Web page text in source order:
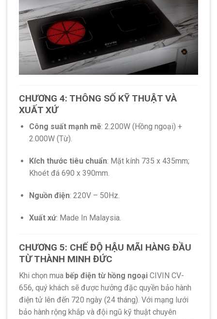
CHƯƠNG 4: THÔNG SỐ KỸ THUẬT VÀ
XUẤT XỨ
Công suất mạnh mẽ: 2.200W (Hồng ngoại) +
2.000W (Từ).
Kích thước tiêu chuẩn: Mặt kính 735 x 435mm;
Khoét đá 690 x 390mm.
Nguồn điện: 220V – 50Hz.
Xuất xứ: Made In Malaysia.
CHƯƠNG 5: CHẾ ĐỘ HẬU MÃI HÀNG ĐẦU
TỪ THÀNH MINH ĐỨC
Khi chọn mua bếp điện từ hồng ngoại CIVIN CV-
656, quý khách sẽ được hưởng đặc quyền bảo hành
điện tử lên đến 720 ngày (24 tháng). Với mạng lưới
bảo hành rộng khắp và đội ngũ kỹ thuật chuyên